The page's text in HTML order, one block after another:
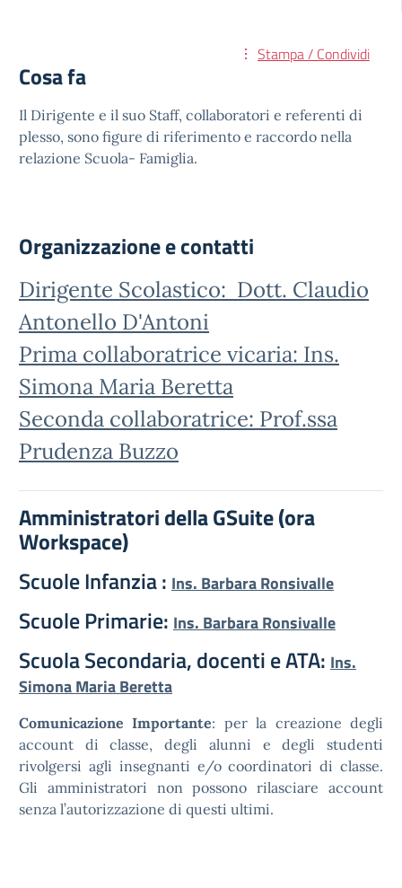
Stampa / Condividi
Cosa fa
Il Dirigente e il suo Staff, collaboratori e referenti di
plesso, sono figure di riferimento e raccordo nella
relazione Scuola- Famiglia.
Organizzazione e contatti
Dirigente Scolastico: Dott. Claudio
Antonello D'Antoni
Prima collaboratrice vicaria: Ins.
Simona Maria Beretta
Seconda collaboratrice: Prof.ssa
Prudenza Buzzo
Amministratori della GSuite (ora
Workspace)
Scuole Infanzia : Ins. Barbara Ronsivalle
Scuole Primarie: Ins. Barbara Ronsivalle
Scuola Secondaria, docenti e ATA: Ins.
Simona Maria Beretta
Comunicazione Importante: per la creazione degli
account di classe, degli alunni e degli studenti
rivolgersi agli insegnanti e/o coordinatori di classe.
Gli amministratori non possono rilasciare account
senza l’autorizzazione di questi ultimi.